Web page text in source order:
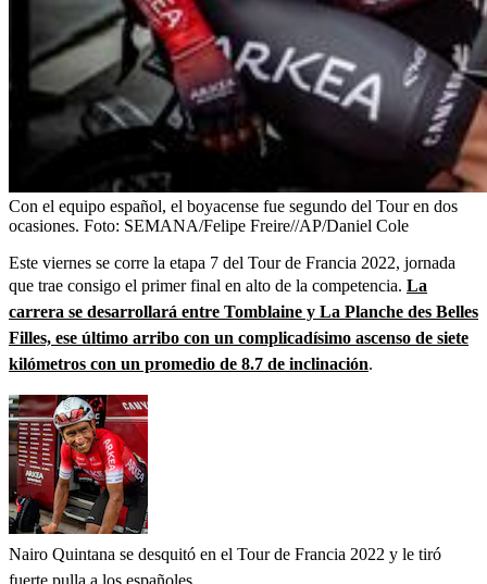
Con el equipo español, el boyacense fue segundo del Tour en dos
ocasiones. Foto: SEMANA/Felipe Freire//AP/Daniel Cole
Este viernes se corre la etapa 7 del Tour de Francia 2022, jornada
que trae consigo el primer final en alto de la competencia. La
carrera se desarrollará entre Tomblaine y La Planche des Belles
Filles, ese último arribo con un complicadísimo ascenso de siete
kilómetros con un promedio de 8.7 de inclinación.
Nairo Quintana se desquitó en el Tour de Francia 2022 y le tiró
fuerte pulla a los españoles